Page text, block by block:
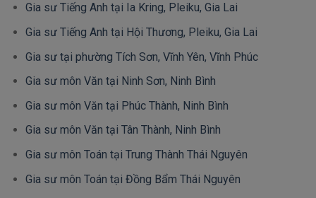
Gia sư Tiếng Anh tại Ia Kring, Pleiku, Gia Lai
Gia sư Tiếng Anh tại Hội Thương, Pleiku, Gia Lai
Gia sư tại phường Tích Sơn, Vĩnh Yên, Vĩnh Phúc
Gia sư môn Văn tại Ninh Sơn, Ninh Bình
Gia sư môn Văn tại Phúc Thành, Ninh Bình
Gia sư môn Văn tại Tân Thành, Ninh Bình
Gia sư môn Toán tại Trung Thành Thái Nguyên
Gia sư môn Toán tại Đồng Bẩm Thái Nguyên